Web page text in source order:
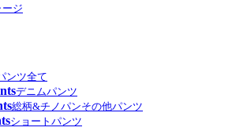
ージ
ンツ全て
デニムパンツ
総柄&チノパンその他パンツ
ショートパンツ